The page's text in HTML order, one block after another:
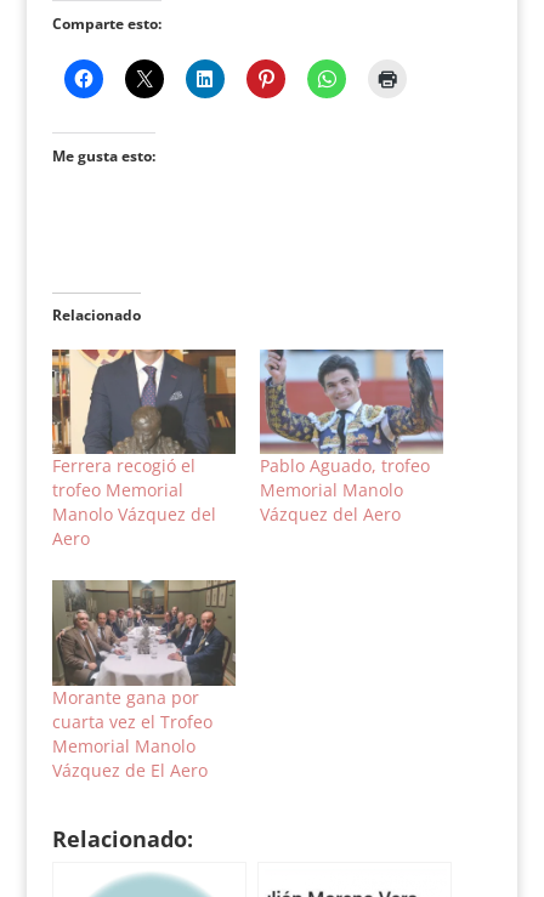
Comparte esto:
Me gusta esto:
Relacionado
Ferrera recogió el
trofeo Memorial
Manolo Vázquez del
Aero
Pablo Aguado, trofeo
Memorial Manolo
Vázquez del Aero
Morante gana por
cuarta vez el Trofeo
Memorial Manolo
Vázquez de El Aero
Relacionado: